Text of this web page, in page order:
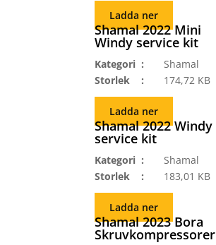
Ladda ner
Shamal 2022 Mini
Windy service kit
Kategori
Shamal
Storlek
174,72 KB
Ladda ner
Shamal 2022 Windy
service kit
Kategori
Shamal
Storlek
183,01 KB
Ladda ner
Shamal 2023 Bora
Skruvkompressorer